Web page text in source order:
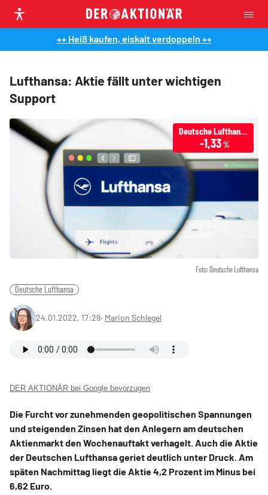
++ Heiß kaufen, eiskalt verdoppeln ++
Lufthansa: Aktie fällt unter wichtigen
Support
Foto: Deutsche Lufthansa
Deutsche Lufthansa
-1,33 %
Deutsche Lufthansa
24.01.2022, 17:29‧ Marion Schlegel
DER AKTIONÄR bei Google bevorzugen
Die Furcht vor zunehmenden geopolitischen Spannungen
und steigenden Zinsen hat den Anlegern am deutschen
Aktienmarkt den Wochenauftakt verhagelt. Auch die Aktie
der Deutschen Lufthansa geriet deutlich unter Druck. Am
späten Nachmittag liegt die Aktie 4,2 Prozent im Minus bei
6,62 Euro.